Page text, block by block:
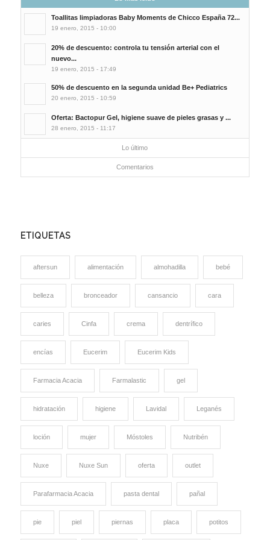
Toallitas limpiadoras Baby Moments de Chicco España 72...
19 enero, 2015 - 10:00
20% de descuento: controla tu tensión arterial con el
nuevo...
19 enero, 2015 - 17:49
50% de descuento en la segunda unidad Be+ Pediatrics
20 enero, 2015 - 10:59
Oferta: Bactopur Gel, higiene suave de pieles grasas y ...
28 enero, 2015 - 11:17
Lo último
Comentarios
ETIQUETAS
aftersun alimentación almohadilla bebé
belleza bronceador cansancio cara
caries Cinfa crema dentrífico
encías Eucerim Eucerim Kids
Farmacia Acacia Farmalastic gel
hidratación higiene Lavidal Leganés
loción mujer Móstoles Nutribén
Nuxe Nuxe Sun oferta outlet
Parafarmacia Acacia pasta dental pañal
pie piel piernas placa potitos